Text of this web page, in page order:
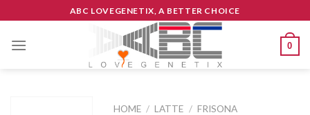
to
content
ABC LOVEGENETIX, A BETTER CHOICE
0
HOME / LATTE / FRISONA